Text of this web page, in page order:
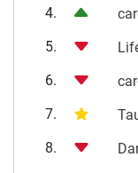
4.
5.
6.
7.
8.